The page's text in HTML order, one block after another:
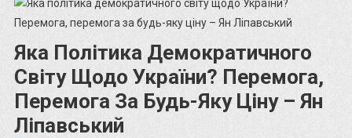
Яка Політика Демократичного
Світу Щодо України? Перемога,
Перемога За Будь-Яку Ціну – Ян
Ліпавський